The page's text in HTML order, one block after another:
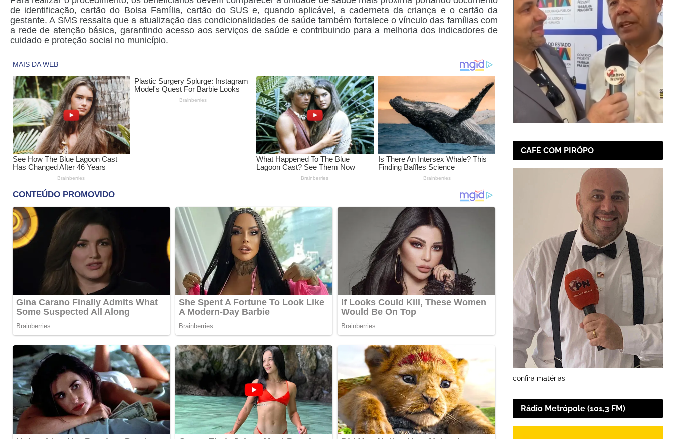
de identificação, cartão do Bolsa Família, cartão do SUS e, quando aplicável, a caderneta da criança e o cartão da
gestante. A SMS ressalta que a atualização das condicionalidades de saúde também fortalece o vínculo das famílias com
a rede de atenção básica, garantindo acesso aos serviços de saúde e contribuindo para a melhoria dos indicadores de
cuidado e proteção social no município.
CAFÉ COM PIRÔPO
confira matérias
Rádio Metrópole (101,3 FM)